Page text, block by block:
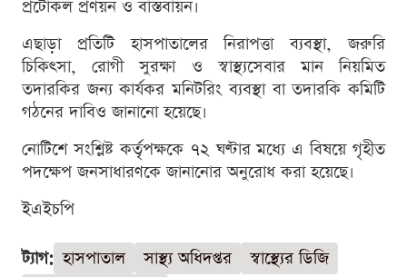
প্রটোকল প্রণয়ন ও বাস্তবায়ন।
এছাড়া প্রতিটি হাসপাতালের নিরাপত্তা ব্যবস্থা, জরুরি
চিকিৎসা, রোগী সুরক্ষা ও স্বাস্থ্যসেবার মান নিয়মিত
তদারকির জন্য কার্যকর মনিটরিং ব্যবস্থা বা তদারকি কমিটি
গঠনের দাবিও জানানো হয়েছে।
নোটিশে সংশ্লিষ্ট কর্তৃপক্ষকে ৭২ ঘণ্টার মধ্যে এ বিষয়ে গৃহীত
পদক্ষেপ জনসাধারণকে জানানোর অনুরোধ করা হয়েছে।
ইএইচপি
ট্যাগ: হাসপাতাল সাস্থ্য অধিদপ্তর
স্বাস্থ্যের ডিজি